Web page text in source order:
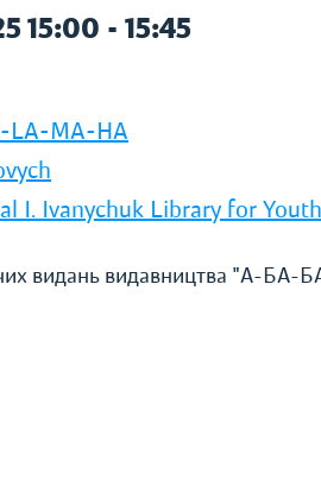
15:00 - 15:45
LA-MA-HA
I. Ivanychuk Library for
видань видавництва "А-